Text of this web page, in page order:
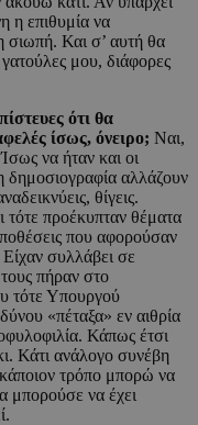
η επιθυμία να
Και σ’ αυτή θα
μου, διάφορες
ότι θα
ίσως, όνειρο; Ναι,
να ήταν και οι
δημοσιογραφία αλλάζουν
θίγεις.
τότε προέκυπταν θέματα
που αφορούσαν
συλλάβει σε
πήραν στο
τότε Υπουργού
«πέταξα» εν αιθρία
Κάπως έτσι
Κάτι ανάλογο συνέβη
τρόπο μπορώ να
μπορούσε να έχει